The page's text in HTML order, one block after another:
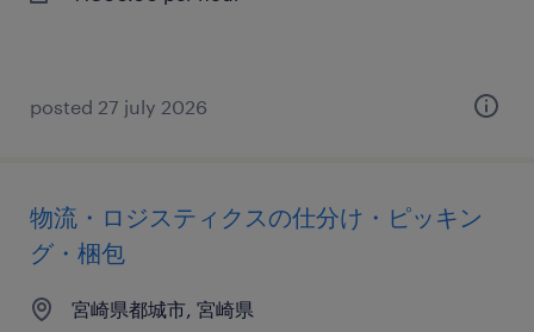
posted 27 july 2026
物流・ロジスティクスの仕分け・ピッキン
グ・梱包
宮崎県都城市, 宮崎県